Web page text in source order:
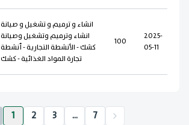
انشاء و ترميم و تشغيل و صيانة
انشاء وترميم وتشغيل وصيانة
كشك - الأنشطة التجارية - أنشطة
تجارة المواد الغذائية - كشك
100
2025-
05-11
1 2 3 ... 7